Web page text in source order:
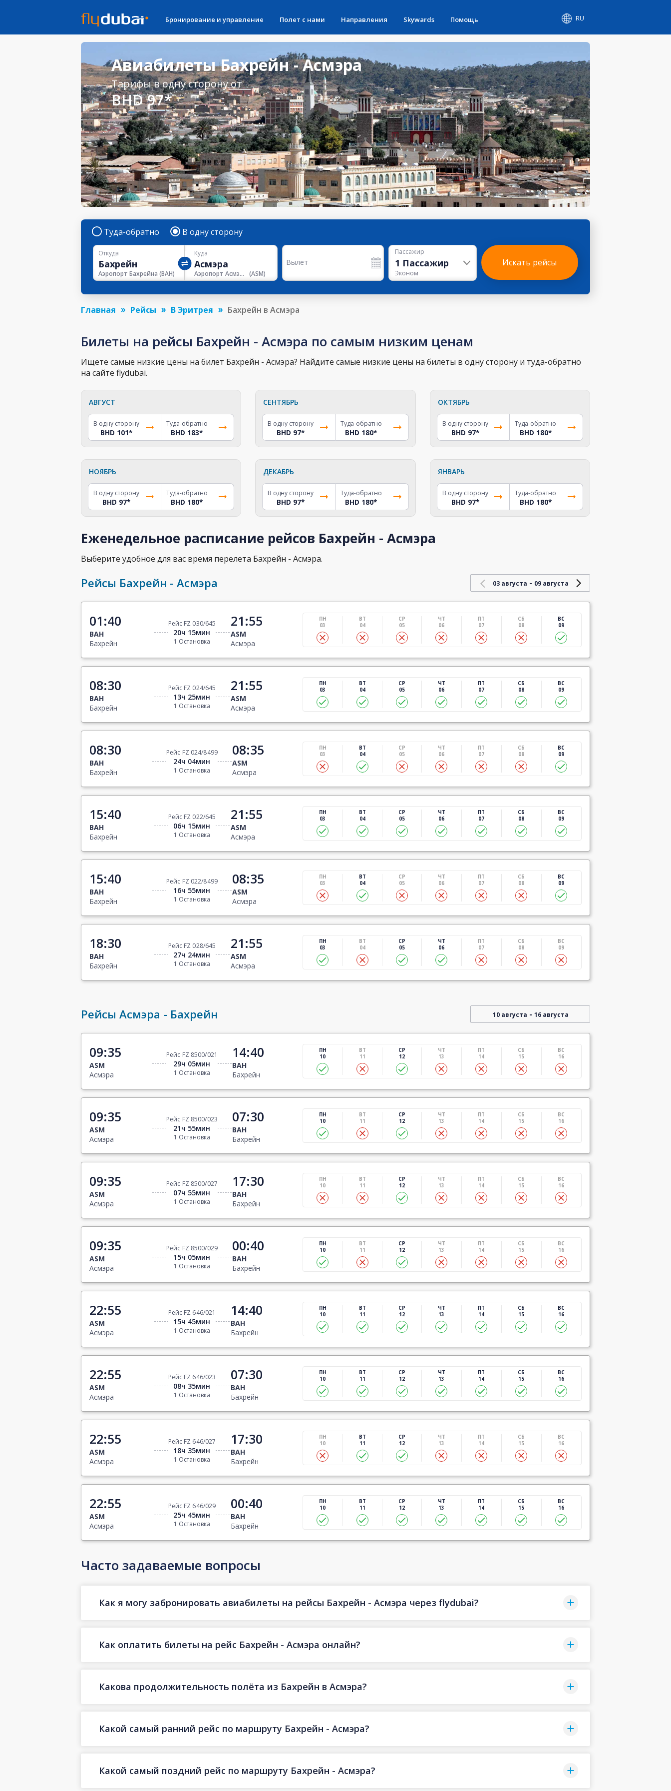
Бронирование и управление Полет с нами Направления Skywards Помощь RU
Авиабилеты Бахрейн - Асмэра
Тарифы в одну сторону от
BHD 97*
Туда-обратно В одну сторону
Откуда
Аэропорт Бахрейна (BAH)
Куда
Аэропорт Асмэры (ASM)
Вылет
Пассажир
1 Пассажир
Эконом
Искать рейсы
Главная Рейсы В Эритрея Бахрейн в Асмэра
Билеты на рейсы Бахрейн - Асмэра по самым низким ценам
Ищете самые низкие цены на билет Бахрейн - Асмэра? Найдите самые низкие цены на билеты в одну сторону и туда-обратно
на сайте flydubai.
АВГУСТ
В одну сторону
BHD 101*
Туда-обратно
BHD 183*
СЕНТЯБРЬ
В одну сторону
BHD 97*
Туда-обратно
BHD 180*
ОКТЯБРЬ
В одну сторону
BHD 97*
Туда-обратно
BHD 180*
НОЯБРЬ
В одну сторону
BHD 97*
Туда-обратно
BHD 180*
ДЕКАБРЬ
В одну сторону
BHD 97*
Туда-обратно
BHD 180*
ЯНВАРЬ
В одну сторону
BHD 97*
Туда-обратно
BHD 180*
Еженедельное расписание рейсов Бахрейн - Асмэра
Выберите удобное для вас время перелета Бахрейн - Асмэра.
Рейсы Бахрейн - Асмэра 03 августа - 09 августа
01:40
BAH
Бахрейн
Рейс FZ 030/645
20ч 15мин
1 Остановка
21:55
ASM
Асмэра
ПН
03
ВТ
04
СР
05
ЧТ
06
ПТ
07
СБ
08
ВС
09
08:30
BAH
Бахрейн
Рейс FZ 024/645
13ч 25мин
1 Остановка
21:55
ASM
Асмэра
ПН
03
ВТ
04
СР
05
ЧТ
06
ПТ
07
СБ
08
ВС
09
08:30
BAH
Бахрейн
Рейс FZ 024/8499
24ч 04мин
1 Остановка
08:35
ASM
Асмэра
ПН
03
ВТ
04
СР
05
ЧТ
06
ПТ
07
СБ
08
ВС
09
15:40
BAH
Бахрейн
Рейс FZ 022/645
06ч 15мин
1 Остановка
21:55
ASM
Асмэра
ПН
03
ВТ
04
СР
05
ЧТ
06
ПТ
07
СБ
08
ВС
09
15:40
BAH
Бахрейн
Рейс FZ 022/8499
16ч 55мин
1 Остановка
08:35
ASM
Асмэра
ПН
03
ВТ
04
СР
05
ЧТ
06
ПТ
07
СБ
08
ВС
09
18:30
BAH
Бахрейн
Рейс FZ 028/645
27ч 24мин
1 Остановка
21:55
ASM
Асмэра
ПН
03
ВТ
04
СР
05
ЧТ
06
ПТ
07
СБ
08
ВС
09
Рейсы Асмэра - Бахрейн 10 августа - 16 августа
09:35
ASM
Асмэра
Рейс FZ 8500/021
29ч 05мин
1 Остановка
14:40
BAH
Бахрейн
ПН
10
ВТ
11
СР
12
ЧТ
13
ПТ
14
СБ
15
ВС
16
09:35
ASM
Асмэра
Рейс FZ 8500/023
21ч 55мин
1 Остановка
07:30
BAH
Бахрейн
ПН
10
ВТ
11
СР
12
ЧТ
13
ПТ
14
СБ
15
ВС
16
09:35
ASM
Асмэра
Рейс FZ 8500/027
07ч 55мин
1 Остановка
17:30
BAH
Бахрейн
ПН
10
ВТ
11
СР
12
ЧТ
13
ПТ
14
СБ
15
ВС
16
09:35
ASM
Асмэра
Рейс FZ 8500/029
15ч 05мин
1 Остановка
00:40
BAH
Бахрейн
ПН
10
ВТ
11
СР
12
ЧТ
13
ПТ
14
СБ
15
ВС
16
22:55
ASM
Асмэра
Рейс FZ 646/021
15ч 45мин
1 Остановка
14:40
BAH
Бахрейн
ПН
10
ВТ
11
СР
12
ЧТ
13
ПТ
14
СБ
15
ВС
16
22:55
ASM
Асмэра
Рейс FZ 646/023
08ч 35мин
1 Остановка
07:30
BAH
Бахрейн
ПН
10
ВТ
11
СР
12
ЧТ
13
ПТ
14
СБ
15
ВС
16
22:55
ASM
Асмэра
Рейс FZ 646/027
18ч 35мин
1 Остановка
17:30
BAH
Бахрейн
ПН
10
ВТ
11
СР
12
ЧТ
13
ПТ
14
СБ
15
ВС
16
22:55
ASM
Асмэра
Рейс FZ 646/029
25ч 45мин
1 Остановка
00:40
BAH
Бахрейн
ПН
10
ВТ
11
СР
12
ЧТ
13
ПТ
14
СБ
15
ВС
16
Часто задаваемые вопросы
Как я могу забронировать авиабилеты на рейсы Бахрейн - Асмэра через flydubai?
Как оплатить билеты на рейс Бахрейн - Асмэра онлайн?
Какова продолжительность полёта из Бахрейн в Асмэра?
Какой самый ранний рейс по маршруту Бахрейн - Асмэра?
Какой самый поздний рейс по маршруту Бахрейн - Асмэра?